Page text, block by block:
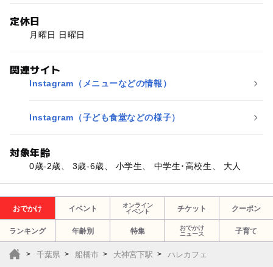
定休日
月曜日 日曜日
関連サイト
Instagram（メニューなどの情報）
Instagram（子ども食堂などの様子）
対象年齢
0歳-2歳、 3歳-6歳、 小学生、 中学生･高校生、 大人
おでかけ イベント
オンライン
イベント
チケット クーポン
ランキング 年齢別 特集
おでかけ
ニュース
子育て
千葉県 船橋市 大神宮下駅 ハレカフェ